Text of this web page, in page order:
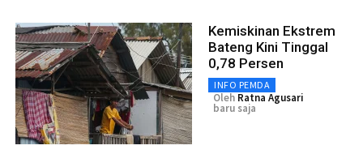
Kemiskinan Ekstrem
Bateng Kini Tinggal
0,78 Persen
INFO PEMDA
Oleh Ratna Agusari
baru saja